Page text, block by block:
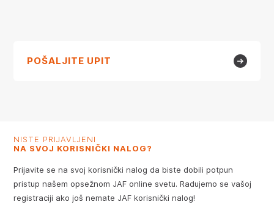
POŠALJITE UPIT
NISTE PRIJAVLJENI
NA SVOJ KORISNIČKI NALOG?
Prijavite se na svoj korisnički nalog da biste dobili potpun
pristup našem opsežnom JAF online svetu. Radujemo se vašoj
registraciji ako još nemate JAF korisnički nalog!